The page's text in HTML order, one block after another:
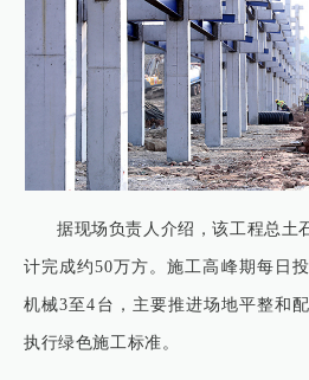
据现场负责人介绍，该工程总土
计完成约50万方。施工高峰期每日
机械3至4台，主要推进场地平整和
执行绿色施工标准。